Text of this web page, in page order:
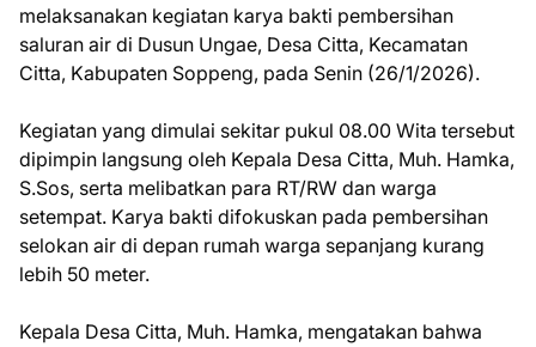
melaksanakan kegiatan karya bakti pembersihan
saluran air di Dusun Ungae, Desa Citta, Kecamatan
Citta, Kabupaten Soppeng, pada Senin (26/1/2026).
Kegiatan yang dimulai sekitar pukul 08.00 Wita tersebut
dipimpin langsung oleh Kepala Desa Citta, Muh. Hamka,
S.Sos, serta melibatkan para RT/RW dan warga
setempat. Karya bakti difokuskan pada pembersihan
selokan air di depan rumah warga sepanjang kurang
lebih 50 meter.
Kepala Desa Citta, Muh. Hamka, mengatakan bahwa